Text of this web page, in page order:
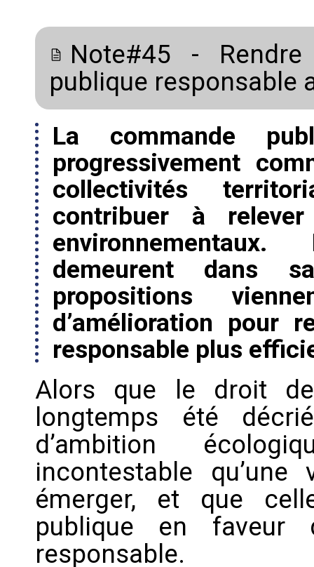
Note#45 -
publique responsable
La commande
progressivement
collectivités
contribuer à
demeurent dans
propositions
d’amélioration pour
responsable plus
Alors que le droit
longtemps été
d’ambition
incontestable
émerger, et que
publique en faveur
responsable.